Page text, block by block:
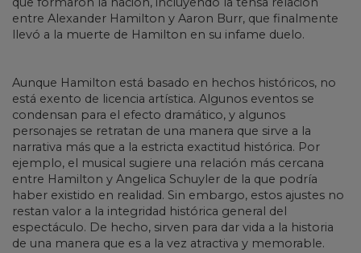
entre Alexander Hamilton y Aaron Burr, que finalmente
llevó a la muerte de Hamilton en su infame duelo.
Aunque Hamilton está basado en hechos históricos, no
está exento de licencia artística. Algunos eventos se
condensan para el efecto dramático, y algunos
personajes se retratan de una manera que sirve a la
narrativa más que a la estricta exactitud histórica. Por
ejemplo, el musical sugiere una relación más cercana
entre Hamilton y Angelica Schuyler de la que podría
haber existido en realidad. Sin embargo, estos ajustes no
restan valor a la integridad histórica general del
espectáculo. De hecho, sirven para dar vida a la historia
de una manera que es a la vez atractiva y memorable.